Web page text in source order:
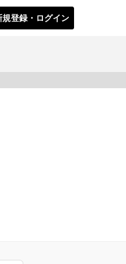
規登録・ログイン